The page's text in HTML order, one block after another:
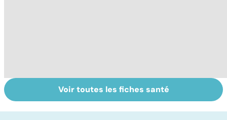
Le lupus, une
maladie
Anémie :
symptômes,
Voir toutes les fiches santé